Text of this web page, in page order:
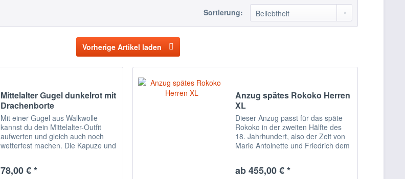
Sortierung:
Vorherige Artikel laden
Mittelalter Gugel dunkelrot mit
Drachenborte
Mit einer Gugel aus Walkwolle
kannst du dein Mittelalter-Outfit
aufwerten und gleich auch noch
wetterfest machen. Die Kapuze und
auch bei Regen, Wind und Schnee.
78,00 € *
Anzug spätes Rokoko Herren
XL
Dieser Anzug passt für das späte
Rokoko in der zweiten Hälfte des
18. Jahrhundert, also der Zeit von
Marie Antoinette und Friedrich dem
hellgrauer Wolle, einer Weste aus...
ab 455,00 € *